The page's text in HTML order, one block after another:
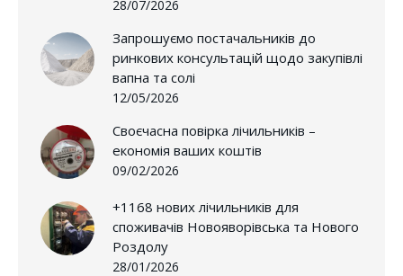
28/07/2026
Запрошуємо постачальників до
ринкових консультацій щодо закупівлі
вапна та солі
12/05/2026
Своєчасна повірка лічильників –
економія ваших коштів
09/02/2026
+1168 нових лічильників для
споживачів Новояворівська та Нового
Роздолу
28/01/2026